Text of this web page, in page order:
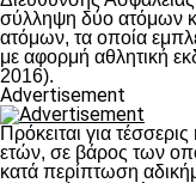
σύλληψη δύο ατόμων
ατόμων, τα οποία
με αφορμή αθλητική
2016).
Advertisement
Πρόκειται για
ετών, σε βάρος των
κατά περίπτωση